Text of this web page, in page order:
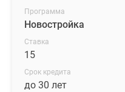
Программа
Новостройка
Ставка
15
Срок кредита
до 30 лет